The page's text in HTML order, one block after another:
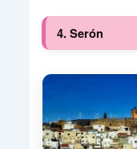
4. Serón